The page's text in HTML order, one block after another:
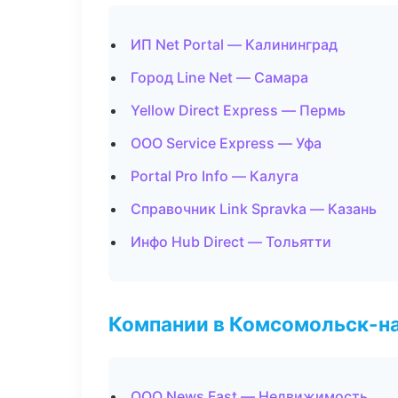
ИП Net Portal — Калининград
Город Line Net — Самара
Yellow Direct Express — Пермь
ООО Service Express — Уфа
Portal Pro Info — Калуга
Справочник Link Spravka — Казань
Инфо Hub Direct — Тольятти
Компании в Комсомольск-